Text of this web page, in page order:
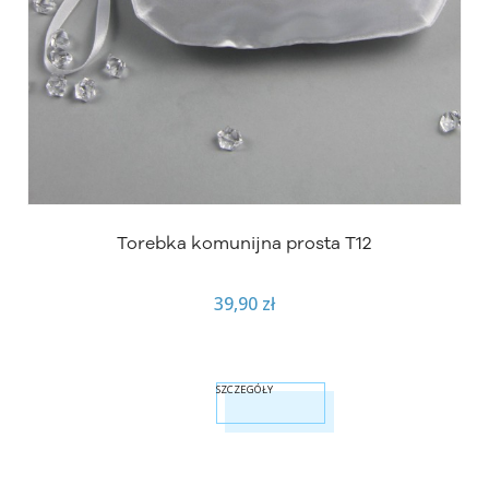
Torebka komunijna prosta T12
39,90 zł
SZCZEGÓŁY